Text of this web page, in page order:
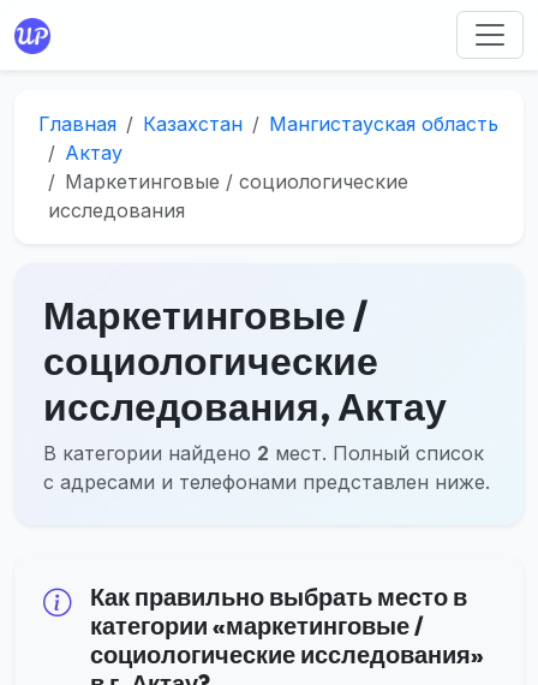
Главная Казахстан
Мангистауская область
Актау
Маркетинговые / социологические
исследования
Маркетинговые /
социологические
исследования, Актау
В категории найдено 2 мест. Полный список
с адресами и телефонами представлен ниже.
Как правильно выбрать место в
категории «маркетинговые /
социологические исследования»